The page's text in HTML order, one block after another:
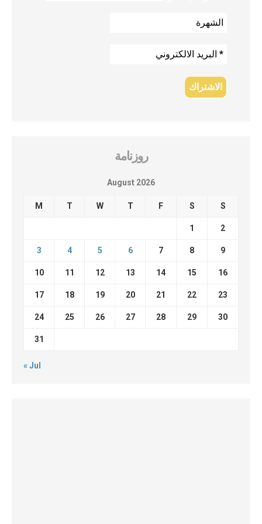
روزنامة
August 2026
M T W T F S S
1 2
3 4 5 6 7 8 9
10 11 12 13 14 15 16
17 18 19 20 21 22 23
24 25 26 27 28 29 30
31
« Jul